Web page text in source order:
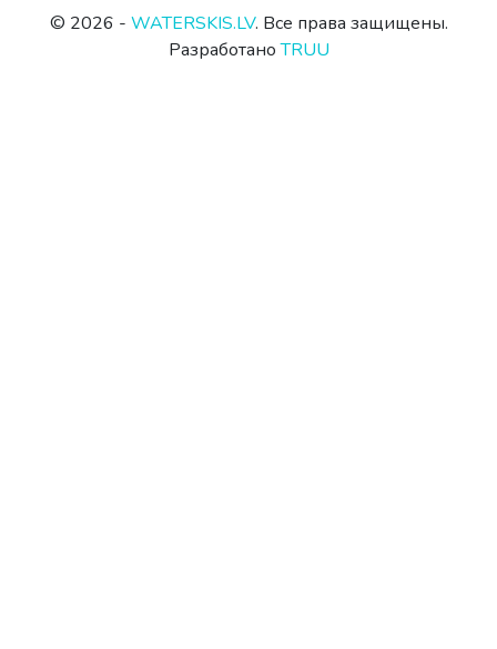
© 2026 - WATERSKIS.LV. Все права защищены.
РазработаноTRUU